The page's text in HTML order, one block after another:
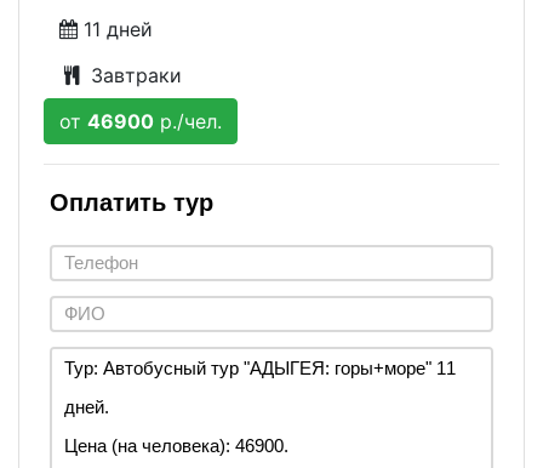
11 дней
Завтраки
от 46900 р./чел.
Оплатить тур